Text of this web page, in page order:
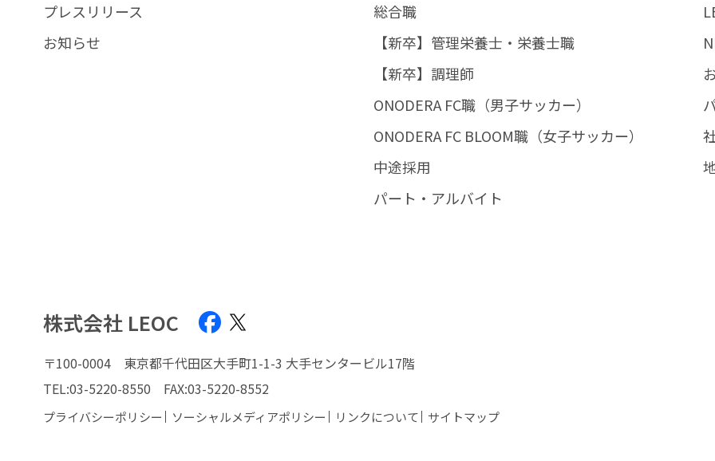
プレスリリース
お知らせ
総合職
【新卒】管理栄養士・栄養士職
【新卒】調理師
ONODERA FC職（男子サッカー）
ONODERA FC BLOOM職（女子サッカー）
中途採用
パート・アルバイト
株式会社 LEOC
〒100-0004 東京都千代田区大手町1-1-3 大手センタービル17階
TEL:03-5220-8550 FAX:03-5220-8552
プライバシーポリシー ソーシャルメディアポリシー リンクについて サイトマップ